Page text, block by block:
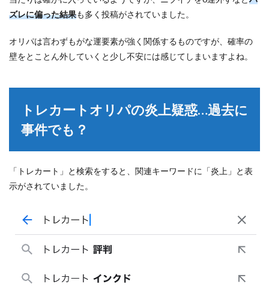
ズレに偏った結果も多く投稿がされていました。
オリパは言わずもがな運要素が強く関係するものですが、確率の
壁をとことん外していくと少し不安には感じてしまいますよね。
トレカートオリパの炎上疑惑…過去に
事件でも？
「トレカート」と検索をすると、関連キーワードに「炎上」と表
示がされていました。